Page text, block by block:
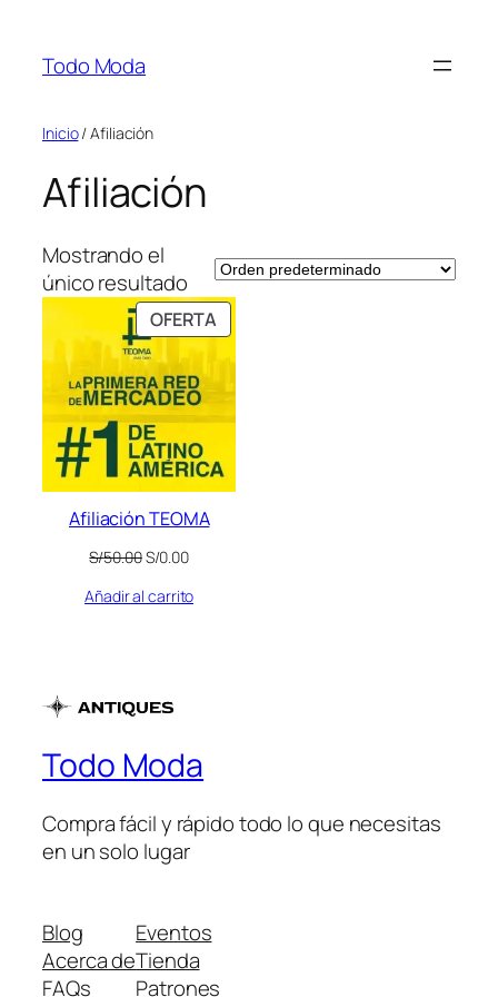
contenido
Todo Moda
Inicio/ Afiliación
Afiliación
Mostrando el
único resultado
OFERTAPRODUCTO
EN
OFERTA
Afiliación TEOMA
S/50.00El
original
S/0.00El
actual
Añadir al carrito
Todo Moda
Compra fácil y rápido todo lo que necesitas
en un solo lugar
Blog
Acerca de
FAQs
Eventos
Tienda
Patrones